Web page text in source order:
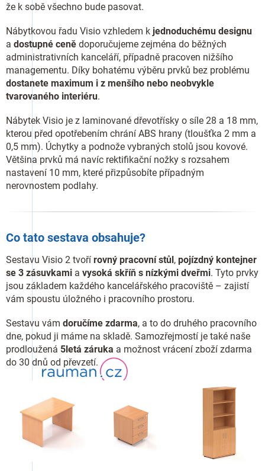
že k sobě všechno bude pasovat.
Nábytkovou řadu Visio vzhledem k jednoduchému designu
a dostupné ceně doporučujeme zejména do běžných
administrativních kanceláří, případně pracoven nižšího
managementu. Díky bohatému výběru prvků bez problému
dostanete maximum i z menšího nebo neobvykle
tvarovaného interiéru.
Nábytek Visio je z laminované dřevotřísky o síle 28 a 18 mm,
kterou před opotřebením chrání ABS hrany (tloušťka 2 mm a
0,5 mm). Úchytky a podnože vybraných stolů jsou kovové.
Většina prvků má navíc rektifikační nožky s rozsahem
nastavení 10 mm, které přizpůsobíte případným
nerovnostem podlahy.
Co tato sestava obsahuje?
Sestavu Visio 2 tvoří rovný pracovní stůl , pojízdný kontejner
se 3 zásuvkami a vysoká skříň s nízkými dveřmi. Tyto prvky
jsou základem každého kancelářského pracoviště – zajistí
vám spoustu úložného i pracovního prostoru.
Sestavu vám doručíme zdarma, a to do druhého pracovního
dne, pokud ji máme na skladě. Samozřejmostí je také naše
prodloužená 5letá záruka a možnost vrácení zboží zdarma
do 30 dnů od převzetí.